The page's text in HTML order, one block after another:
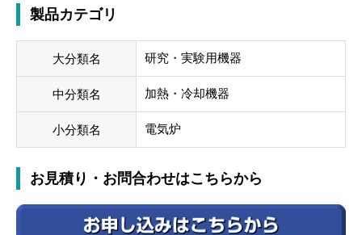
製品カテゴリ
大分類名 研究・実験用機器
中分類名 加熱・冷却機器
小分類名 電気炉
お見積り・お問合わせはこちらから